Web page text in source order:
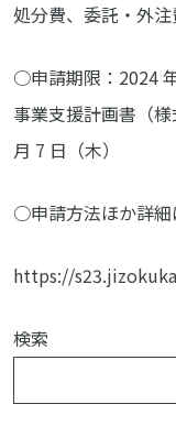
処分費、委託・外注
○申請期限：2024
事業支援計画書（
月 7 日（木）
○申請方法ほか詳細
https://
検索